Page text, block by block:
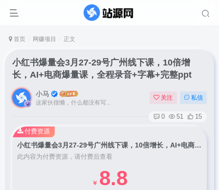
首页 网赚项目 正文
小红书爆量会3月27-29号广州线下课，10倍增
长，AI+电商爆量课，全程录音+字幕+完整ppt
小马
这家伙很懒，什么都没有写...
关注 私信
0 51 15
小红书爆量会3月27-29号广州线下课，10倍增长，AI+电商爆量课，全程录音+字幕+完整ppt
此内容为付费资源，请付费后查看
￥ 8.8
付费资源